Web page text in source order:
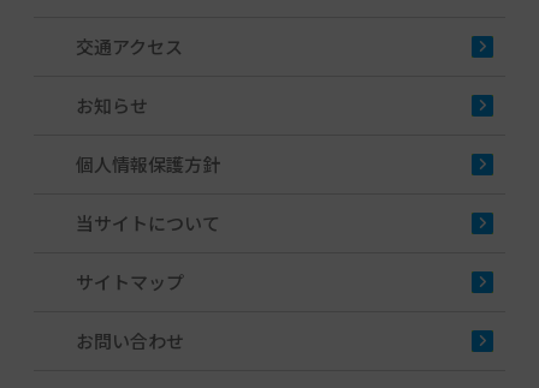
交通アクセス
お知らせ
個人情報保護方針
当サイトについて
サイトマップ
お問い合わせ